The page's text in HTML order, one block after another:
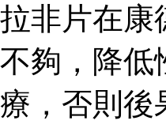
拉非片在康
不夠，降低
療，否則後